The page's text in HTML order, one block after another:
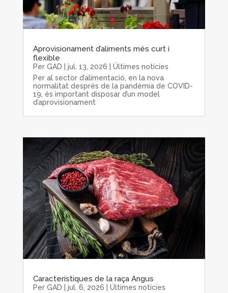
Aprovisionament d’aliments més curt i
flexible
Per GAD jul. 13, 2026
Últimes notícies
Per al sector d’alimentació, en la nova
normalitat després de la pandèmia de COVID-
19, és important disposar d’un model
d’aprovisionament
Característiques de la raça Angus
Per GAD jul. 6, 2026 Últimes notícies